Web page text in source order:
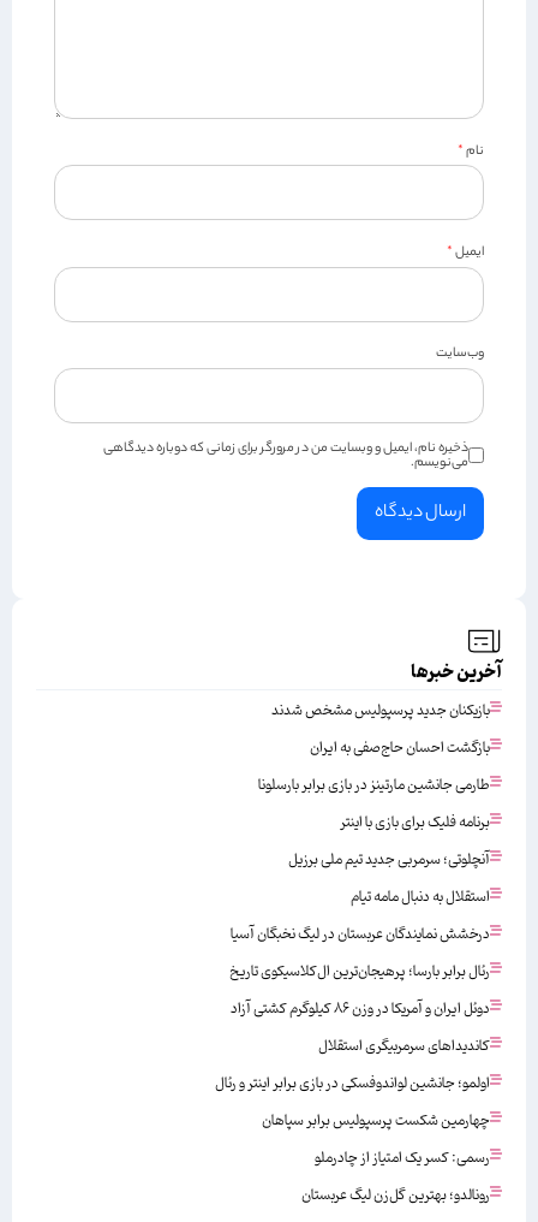
نام*
ایمیل*
وب‌سایت
ذخیره نام، ایمیل و وبسایت من در مرورگر برای زمانی که دوباره دیدگاهی
می‌نویسم.
آخرین خبرها
بازیکنان جدید پرسپولیس مشخص شدند
بازگشت احسان حاج‌صفی به ایران
طارمی جانشین مارتینز در بازی برابر بارسلونا
برنامه فلیک برای بازی با اینتر
آنچلوتی؛ سرمربی جدید تیم ملی برزیل
استقلال به دنبال مامه تیام
درخشش نمایندگان عربستان در لیگ نخبگان آسیا
رئال برابر بارسا؛ پرهیجان‌‌ترین ال‌کلاسیکوی تاریخ
دوئل ایران و آمریکا در وزن ۸۶ کیلوگرم کشتی آزاد
کاندیداهای سرمربیگری استقلال
اولمو؛ جانشین لواندوفسکی در بازی برابر اینتر و رئال
چهارمین شکست پرسپولیس برابر سپاهان
رسمی: کسر یک امتیاز از چادرملو
رونالدو؛ بهترین گل‌زن لیگ عربستان